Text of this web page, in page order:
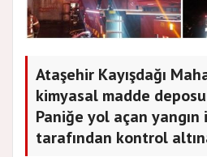
Ataşehir Kayışdağı
kimyasal madde
Paniğe yol açan
tarafından kontrol